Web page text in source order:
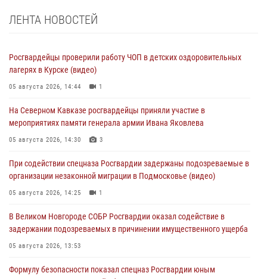
ЛЕНТА НОВОСТЕЙ
Росгвардейцы проверили работу ЧОП в детских оздоровительных
лагерях в Курске (видео)
05 августа 2026, 14:44 1
На Северном Кавказе росгвардейцы приняли участие в
мероприятиях памяти генерала армии Ивана Яковлева
05 августа 2026, 14:30 3
При содействии спецназа Росгвардии задержаны подозреваемые в
организации незаконной миграции в Подмосковье (видео)
05 августа 2026, 14:25 1
В Великом Новгороде СОБР Росгвардии оказал содействие в
задержании подозреваемых в причинении имущественного ущерба
05 августа 2026, 13:53
Формулу безопасности показал спецназ Росгвардии юным